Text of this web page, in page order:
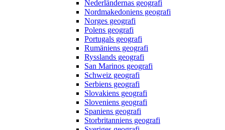
Nederländernas geografi
Nordmakedoniens geografi
Norges geografi
Polens geografi
Portugals geografi
Rumäniens geografi
Rysslands geografi
San Marinos geografi
Schweiz geografi
Serbiens geografi
Slovakiens geografi
Sloveniens geografi
Spaniens geografi
Storbritanniens geografi